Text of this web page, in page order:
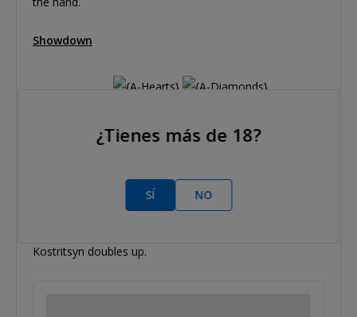
Showdown
Kostritsyn doubles up.
¿Tienes más de 18?
SÍ NO